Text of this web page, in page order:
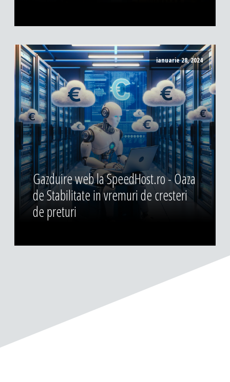
ianuarie 28, 2024
Gazduire web la SpeedHost.ro - Oaza
de Stabilitate in vremuri de cresteri
de preturi